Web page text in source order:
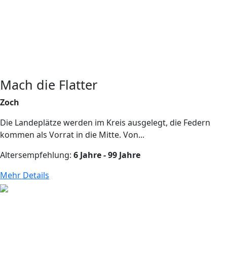
Mach die Flatter
Zoch
Die Landeplätze werden im Kreis ausgelegt, die Federn
kommen als Vorrat in die Mitte. Von...
Altersempfehlung: 6 Jahre - 99 Jahre
Mehr Details